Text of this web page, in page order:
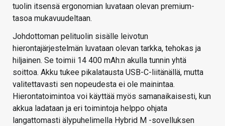
tuolin itsensä ergonomian luvataan olevan premium-
tasoa mukavuudeltaan.
Johdottoman pelituolin sisälle leivotun
hierontajärjestelmän luvataan olevan tarkka, tehokas ja
hiljainen. Se toimii 14 400 mAh:n akulla tunnin yhtä
soittoa. Akku tukee pikalatausta USB-C-liitänällä, mutta
valitettavasti sen nopeudesta ei ole mainintaa.
Hierontatoimintoa voi käyttää myös samanaikaisesti, kun
akkua ladataan ja eri toimintoja helppo ohjata
langattomasti älypuhelimella Hybrid M -sovelluksen